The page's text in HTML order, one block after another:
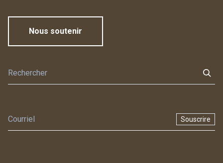
Nous soutenir
Souscrire